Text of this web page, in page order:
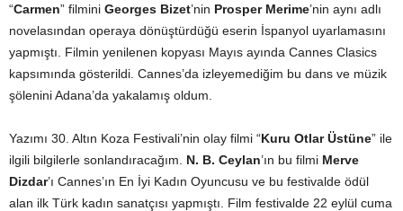
“Carmen” filmini Georges Bizet’nin Prosper Merime’nin aynı adlı
novelasından operaya dönüştürdüğü eserin İspanyol uyarlamasını
yapmıştı. Filmin yenilenen kopyası Mayıs ayında Cannes Clasics
kapsımında gösterildi. Cannes’da izleyemediğim bu dans ve müzik
şölenini Adana’da yakalamış oldum.
Yazımı 30. Altın Koza Festivali’nin olay filmi “Kuru Otlar Üstüne” ile
ilgili bilgilerle sonlandıracağım. N. B. Ceylan’ın bu filmi Merve
Dizdar’ı Cannes’ın En İyi Kadın Oyuncusu ve bu festivalde ödül
alan ilk Türk kadın sanatçısı yapmıştı. Film festivalde 22 eylül cuma